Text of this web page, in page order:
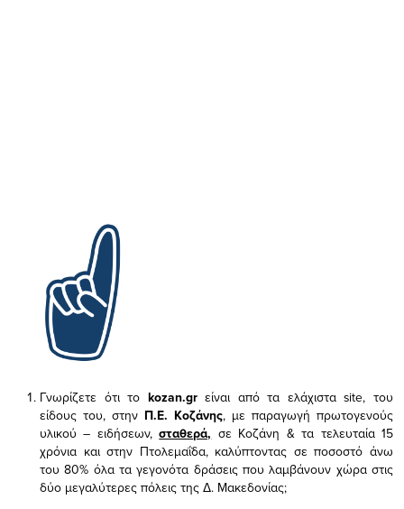
Γνωρίζετε ότι το kozan.gr είναι από τα ελάχισταsite, του
είδους του, στην Π.Ε. Κοζάνης, με παραγωγή πρωτογενούς
υλικού – ειδήσεων,σταθερά, σε Κοζάνη & τα τελευταία 15
χρόνια και στην Πτολεμαΐδα, καλύπτοντας σε ποσοστό άνω
του 80% όλα τα γεγονότα δράσεις που λαμβάνουν χώρα στις
δύο μεγαλύτερες πόλεις της Δ. Μακεδονίας;